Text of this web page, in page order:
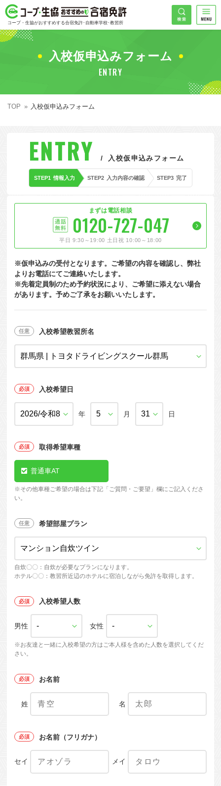
コープ・生協おすすめの合宿免許
コープ・生協がおすすめする合宿免許･自動車学校･教習所
HOME
コープ・生協おすすめの合宿免許ランキング
普通車
大型二輪
準中型車
大型車
けん引
中型車
大型二種
普通二種
中型二種
大型車+大型特殊
大型特殊+けん引
大型車+大型特殊+けん引
エリアで探す
東北エリア
甲信越エリア
北陸エリア
関西エリア
中国エリア
四国エリア
九州エリア
沖縄エリア
誕生月割
キャンペーンで探す
コープ合宿免許スタッフがおすすめの教習所
お一人でも安心な教習所
教習料金が安い教習所
合宿免許の食事がおいしいと好評な教習所
温泉プランがある教習所
自炊ができる教習所
ホテルプランがある教習所
入校日で探す
私たちについて
コープ・生協おすすめの合宿免許パンフレット
お支払いについて
よくある質問
入校の流れ/スケジュール
給付金制度について
合宿免許とは
免許の行政処分と再取得について
初心運転者の処分と再試験
停止処分を受けた方の再取得
地域
42 件が見つかりました
免許の種類
エリア
検索
入校仮申込みフォーム
ENTRY
TOP 入校仮申込みフォーム
ENTRY 入校仮申込みフォーム
STEP1 情報入力 STEP2 入力内容の確認 STEP3 完了
まずは電話相談
0120-727-047
平日 9:30～19:00 土日祝 10:00～18:00
※仮申込みの受付となります。ご希望の内容を確認し、弊社
よりお電話にてご連絡いたします。
※先着定員制のため予約状況により、ご希望に添えない場合
があります。予めご了承をお願いいたします。
入校希望教習所名
入校希望日
年 月 日
取得希望車種
普通車AT
※その他車種ご希望の場合は下記「ご質問・ご要望」欄にご記入くださ
い。
希望部屋プラン
自炊〇〇：自炊が必要なプランになります。
ホテル〇〇：教習所近辺のホテルに宿泊しながら免許を取得します。
入校希望人数
男性 女性
※お友達と一緒に入校希望の方はご本人様を含めた人数を選択してくだ
さい。
お名前
姓 名
お名前（フリガナ）
セイ メイ